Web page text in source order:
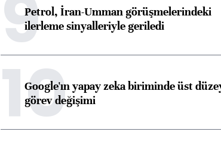
9Petrol, İran-Umman görüşmelerindeki
ilerleme sinyalleriyle geriledi
10
Google'ın yapay zeka biriminde üst
görev değişimi